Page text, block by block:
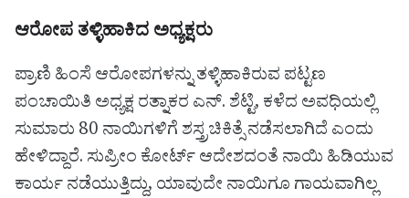
ಆರೋಪ ತಳ್ಳಿಹಾಕಿದ ಅಧ್ಯಕ್ಷರು
ಪ್ರಾಣಿ ಹಿಂಸೆ ಆರೋಪಗಳನ್ನು ತಳ್ಳಿಹಾಕಿರುವ ಪಟ್ಟಣ
ಪಂಚಾಯಿತಿ ಅಧ್ಯಕ್ಷ ರತ್ನಾಕರ ಎನ್. ಶೆಟ್ಟಿ, ಕಳೆದ ಅವಧಿಯಲ್ಲಿ
ಸುಮಾರು 80 ನಾಯಿಗಳಿಗೆ ಶಸ್ತ್ರಚಿಕಿತ್ಸೆ ನಡೆಸಲಾಗಿದೆ ಎಂದು
ಹೇಳಿದ್ದಾರೆ. ಸುಪ್ರೀಂ ಕೋರ್ಟ್ ಆದೇಶದಂತೆ ನಾಯಿ ಹಿಡಿಯುವ
ಕಾರ್ಯ ನಡೆಯುತ್ತಿದ್ದು, ಯಾವುದೇ ನಾಯಿಗೂ ಗಾಯವಾಗಿಲ್ಲ